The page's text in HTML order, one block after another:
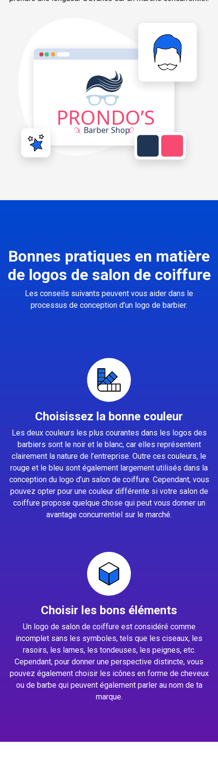
Bonnes pratiques en matière
de logos de salon de coiffure
Les conseils suivants peuvent vous aider dans le
processus de conception d’un logo de barbier.
Choisissez la bonne couleur
Les deux couleurs les plus courantes dans les logos des
barbiers sont le noir et le blanc, car elles représentent
clairement la nature de l’entreprise. Outre ces couleurs, le
rouge et le bleu sont également largement utilisés dans la
conception du logo d’un salon de coiffure. Cependant, vous
pouvez opter pour une couleur différente si votre salon de
coiffure propose quelque chose qui peut vous donner un
avantage concurrentiel sur le marché.
Choisir les bons éléments
Un logo de salon de coiffure est considéré comme
incomplet sans les symboles, tels que les ciseaux, les
rasoirs, les lames, les tondeuses, les peignes, etc.
Cependant, pour donner une perspective distincte, vous
pouvez également choisir les icônes en forme de cheveux
ou de barbe qui peuvent également parler au nom de ta
marque.